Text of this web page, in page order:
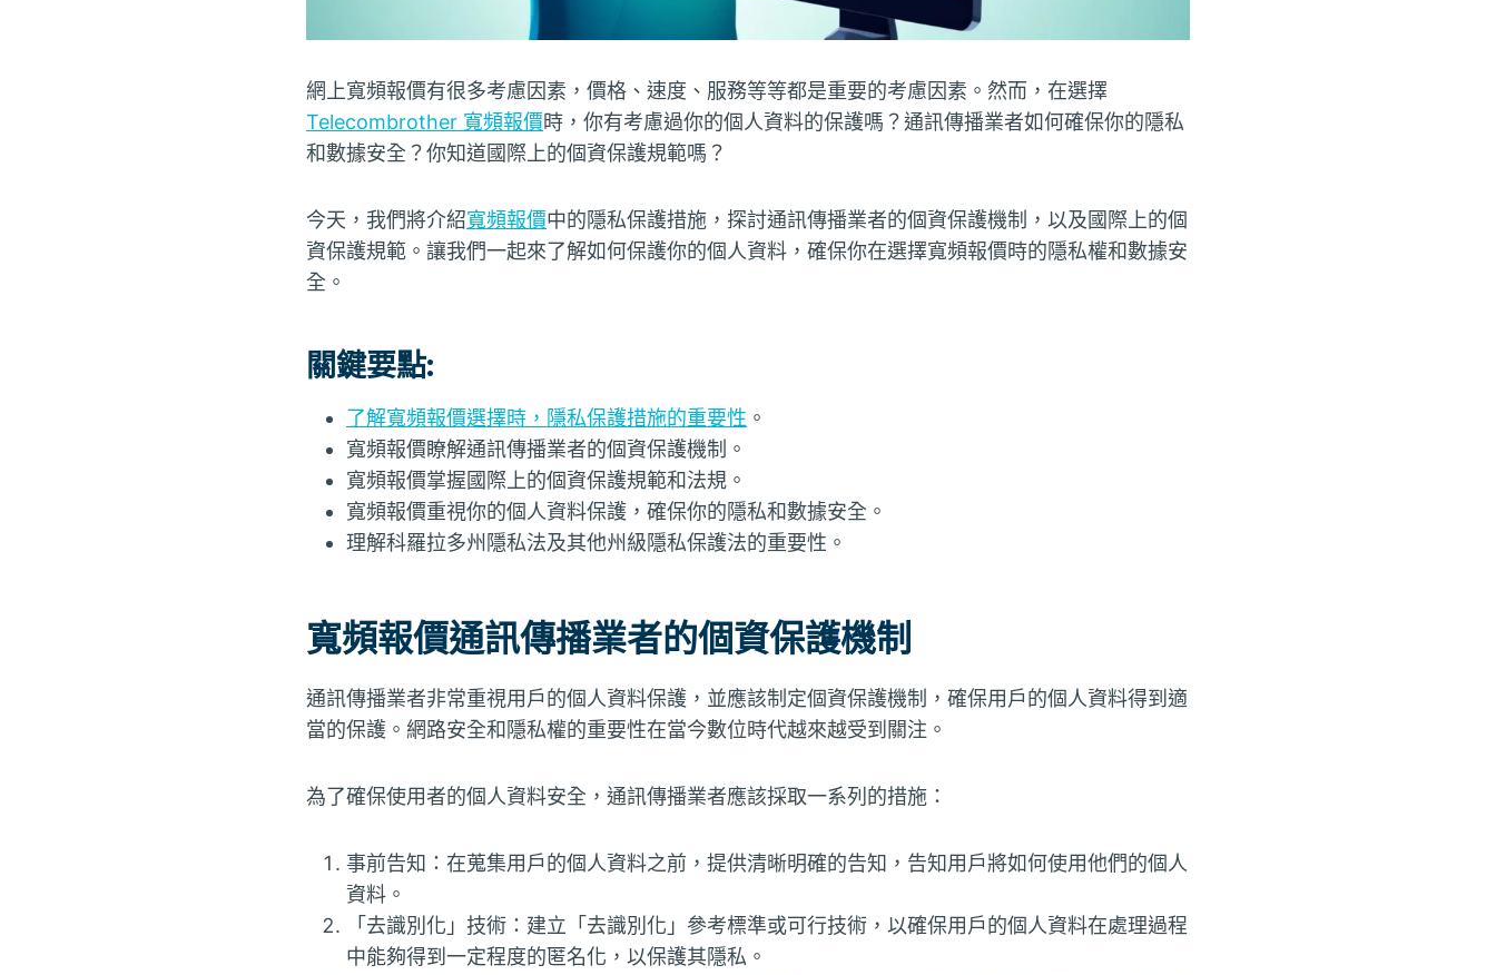
網上寬頻報價有很多考慮因素，價格、速度、服務等等都是重要的考慮因素。然而，在選擇
Telecombrother 寬頻報價時，你有考慮過你的個人資料的保護嗎？通訊傳播業者如何確保你的隱私
和數據安全？你知道國際上的個資保護規範嗎？
今天，我們將介紹寬頻報價中的隱私保護措施，探討通訊傳播業者的個資保護機制，以及國際上的個
資保護規範。讓我們一起來了解如何保護你的個人資料，確保你在選擇寬頻報價時的隱私權和數據安
全。
關鍵要點:
了解寬頻報價選擇時，隱私保護措施的重要性 。
寬頻報價瞭解通訊傳播業者的個資保護機制。
寬頻報價掌握國際上的個資保護規範和法規。
寬頻報價重視你的個人資料保護，確保你的隱私和數據安全。
理解科羅拉多州隱私法及其他州級隱私保護法的重要性。
寬頻報價通訊傳播業者的個資保護機制
通訊傳播業者非常重視用戶的個人資料保護，並應該制定個資保護機制，確保用戶的個人資料得到適
當的保護。網路安全和隱私權的重要性在當今數位時代越來越受到關注。
為了確保使用者的個人資料安全，通訊傳播業者應該採取一系列的措施：
事前告知：在蒐集用戶的個人資料之前，提供清晰明確的告知，告知用戶將如何使用他們的個人
資料。
「去識別化」技術：建立「去識別化」參考標準或可行技術，以確保用戶的個人資料在處理過程
中能夠得到一定程度的匿名化，以保護其隱私。